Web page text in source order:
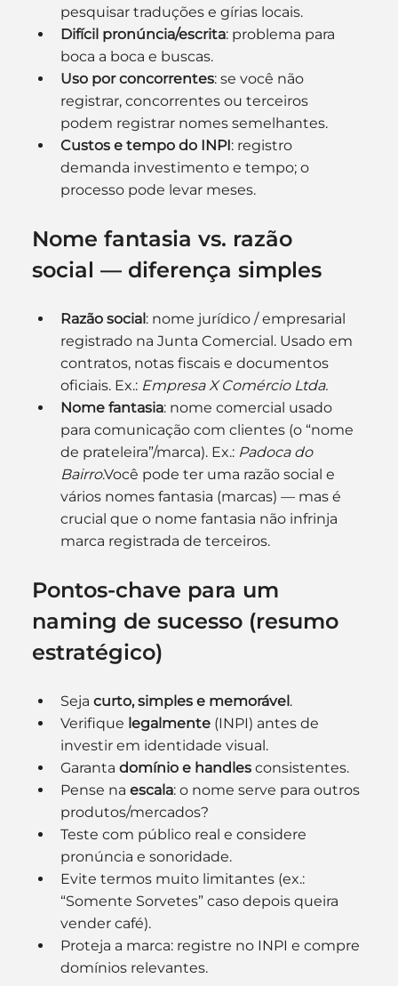
pesquisar traduções e gírias locais.
Difícil pronúncia/escrita: problema para
boca a boca e buscas.
Uso por concorrentes: se você não
registrar, concorrentes ou terceiros
podem registrar nomes semelhantes.
Custos e tempo do INPI: registro
demanda investimento e tempo; o
processo pode levar meses.
Nome fantasia vs. razão
social — diferença simples
Razão social: nome jurídico / empresarial
registrado na Junta Comercial. Usado em
contratos, notas fiscais e documentos
oficiais. Ex.: Empresa X Comércio Ltda.
Nome fantasia: nome comercial usado
para comunicação com clientes (o “nome
de prateleira”/marca). Ex.: Padoca do
Bairro.Você pode ter uma razão social e
vários nomes fantasia (marcas) — mas é
crucial que o nome fantasia não infrinja
marca registrada de terceiros.
Pontos-chave para um
naming de sucesso (resumo
estratégico)
Seja curto, simples e memorável.
Verifique legalmente (INPI) antes de
investir em identidade visual.
Garanta domínio e handles consistentes.
Pense na escala: o nome serve para outros
produtos/mercados?
Teste com público real e considere
pronúncia e sonoridade.
Evite termos muito limitantes (ex.:
“Somente Sorvetes” caso depois queira
vender café).
Proteja a marca: registre no INPI e compre
domínios relevantes.